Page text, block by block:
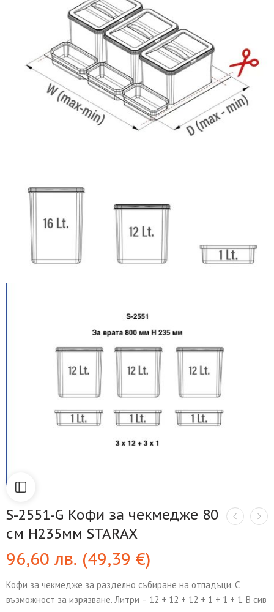
S-2551-G Кофи за чекмедже 80
см H235мм STARAX
96,60лв. (49,39€)
Кофи за чекмедже за разделно събиране на отпадъци. С
възможност за изрязване. Литри – 12 + 12 + 12 + 1 + 1 + 1. В сив